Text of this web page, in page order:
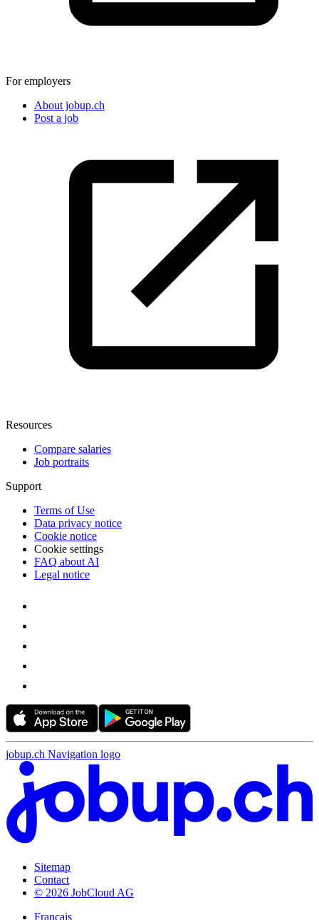
For employers
About jobup.ch
Post a job
Resources
Compare salaries
Job portraits
Support
Terms of Use
Data privacy notice
Cookie notice
Cookie settings
FAQ about AI
Legal notice
jobup.ch Navigation logo
Sitemap
Contact
© 2026 JobCloud AG
Français